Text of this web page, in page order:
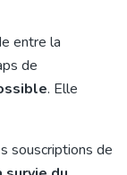
entre la
de
. Elle
souscriptions de